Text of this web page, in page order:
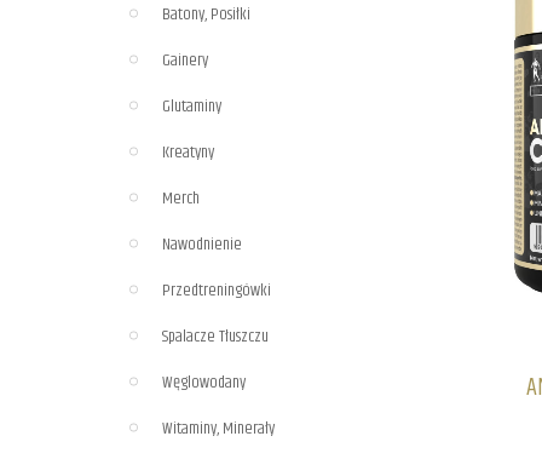
Batony, Posiłki
Gainery
Glutaminy
Kreatyny
Merch
Nawodnienie
Przedtreningówki
Spalacze Tłuszczu
Węglowodany
Witaminy, Minerały